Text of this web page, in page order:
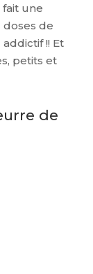
fait une
de
!! Et
petits et
de